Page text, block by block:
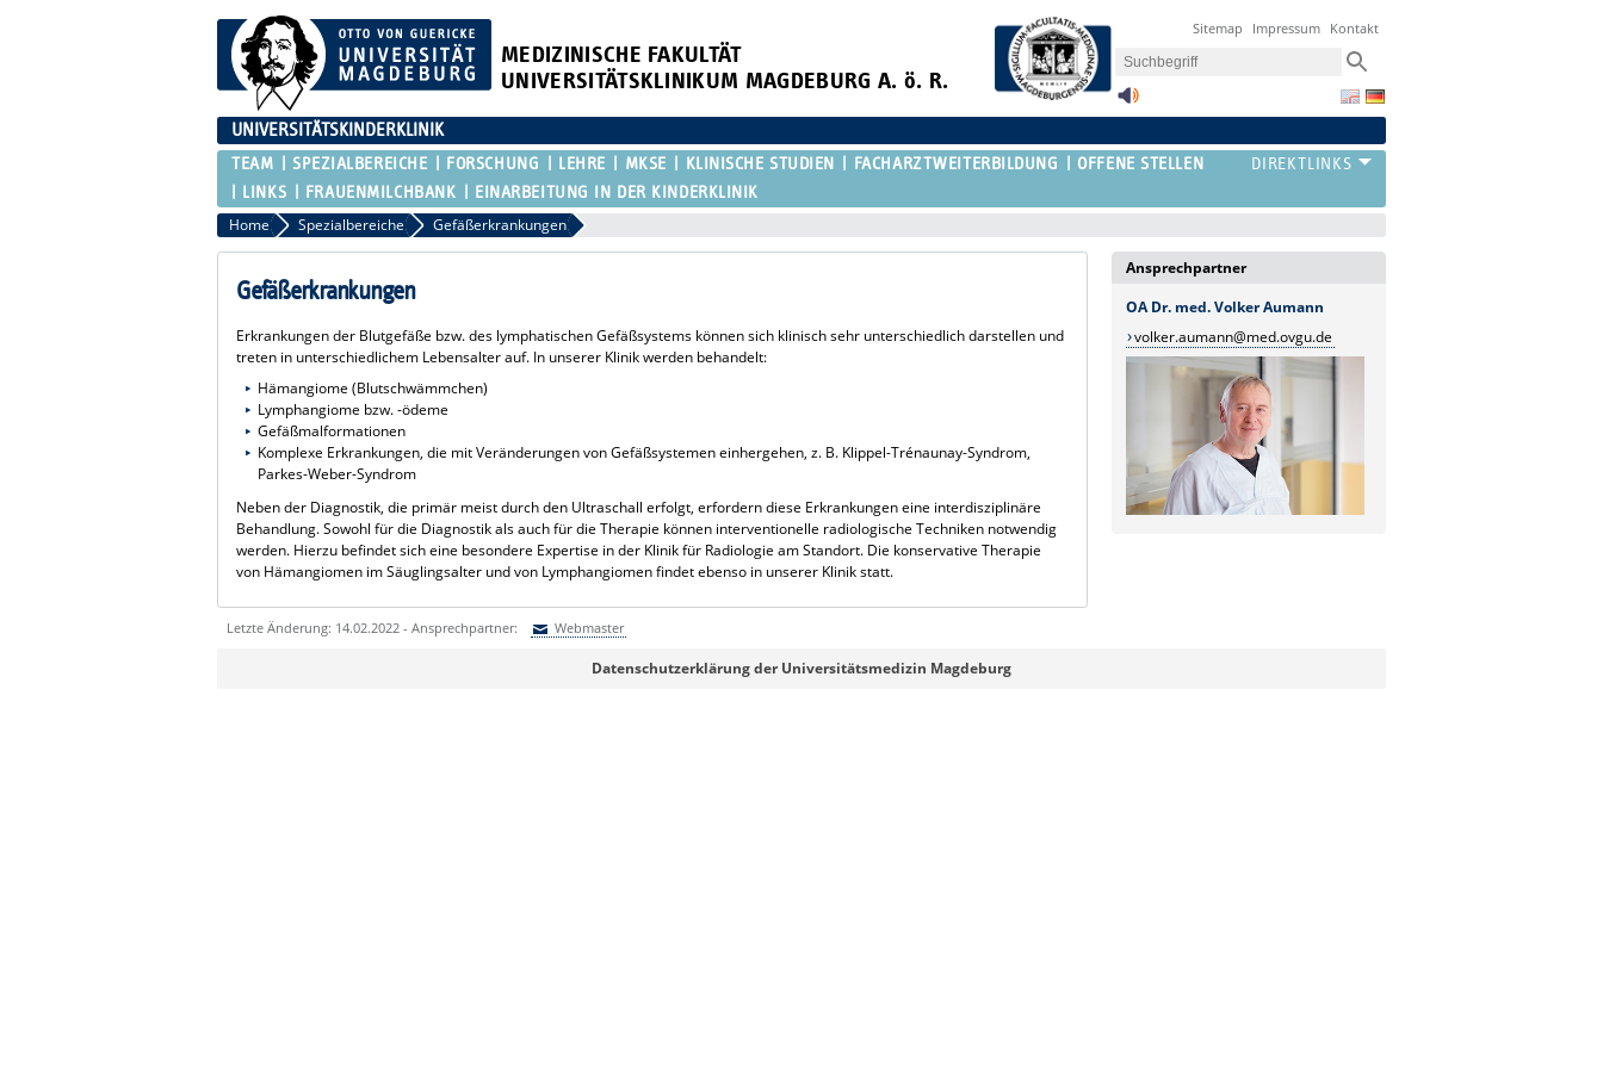
MEDIZINISCHE FAKULTÄT
UNIVERSITÄTSKLINIKUM MAGDEBURG A. ö. R.
Sitemap Impressum Kontakt
UNIVERSITÄTSKINDERKLINIK
TEAM SPEZIALBEREICHE FORSCHUNG LEHRE MKSE KLINISCHE STUDIEN FACHARZTWEITERBILDUNG
OFFENE STELLEN
LINKS
FRAUENMILCHBANK EINARBEITUNG IN DER KINDERKLINIK
Home Spezialbereiche Gefäßerkrankungen
Gefäßerkrankungen
Erkrankungen der Blutgefäße bzw. des lymphatischen Gefäßsystems können sich klinisch sehr unterschiedlich darstellen und
treten in unterschiedlichem Lebensalter auf. In unserer Klinik werden behandelt:
Hämangiome (Blutschwämmchen)
Lymphangiome bzw. -ödeme
Gefäßmalformationen
Komplexe Erkrankungen, die mit Veränderungen von Gefäßsystemen einhergehen, z. B. Klippel-Trénaunay-Syndrom,
Parkes-Weber-Syndrom
Neben der Diagnostik, die primär meist durch den Ultraschall erfolgt, erfordern diese Erkrankungen eine interdisziplinäre
Behandlung. Sowohl für die Diagnostik als auch für die Therapie können interventionelle radiologische Techniken notwendig
werden. Hierzu befindet sich eine besondere Expertise in der Klinik für Radiologie am Standort. Die konservative Therapie
von Hämangiomen im Säuglingsalter und von Lymphangiomen findet ebenso in unserer Klinik statt.
Ansprechpartner
OA Dr. med. Volker Aumann
volker.aumann@med.ovgu.de
Letzte Änderung: 14.02.2022 - Ansprechpartner: Webmaster
WebmasterDatenschutzerklärung der Universitätsmedizin Magdeburg